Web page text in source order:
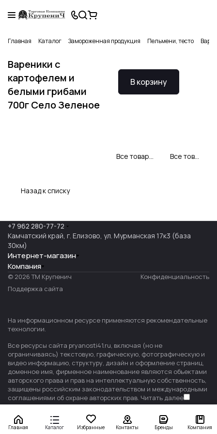
Главная Каталог Замороженная продукция Пельмени, тесто
Вареники с
картофелем и
белыми грибами
700г Село Зеленое
В корзину
Все товары Село Зеленое Все товары категории
Назад к списку
Главная Каталог Избранные Контакты Бренды Компания
+7 962 280-77-72
Камчатский край, г. Елизово, ул. Мурманская 17к3 (база
30км)
Интернет-магазин
Компания
© 2026 ТМ Крупенич
Конфиденциальность
Поддержка сайта
На информационном ресурсе применяются рекомендательные
технологии.
Все ресурсы сайта pryanosti41.ru, включая (но не
ограничиваясь) текстовую, графическую, фотографическую и
видео информацию, структуру, дизайн и оформление страниц,
доменное имя, фирменное наименование являются объектами
авторского права и прав на интеллектуальную собственность,
защищены российским законодательством и международными
соглашениями об охране авторских прав. Читать далее